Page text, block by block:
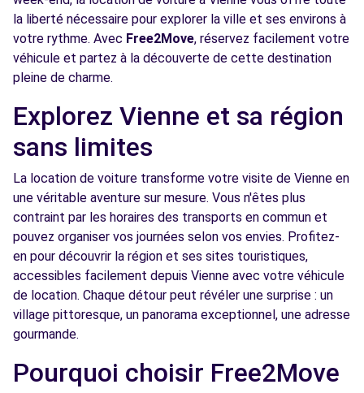
Voir l'agence
la liberté nécessaire pour explorer la ville et ses environs à
votre rythme. Avec Free2Move, réservez facilement votre
véhicule et partez à la découverte de cette destination
pleine de charme.
Explorez Vienne et sa région
sans limites
La location de voiture transforme votre visite de Vienne en
une véritable aventure sur mesure. Vous n'êtes plus
contraint par les horaires des transports en commun et
pouvez organiser vos journées selon vos envies. Profitez-
en pour découvrir la région et ses sites touristiques,
accessibles facilement depuis Vienne avec votre véhicule
de location. Chaque détour peut révéler une surprise : un
village pittoresque, un panorama exceptionnel, une adresse
gourmande.
Pourquoi choisir Free2Move